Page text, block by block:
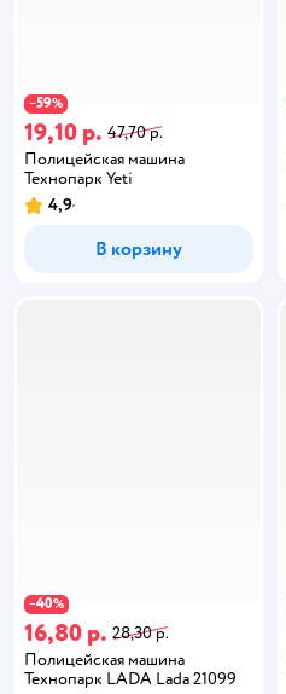
−59%
19,10 р. 47,70 р.
Полицейская машина
Технопарк Yeti
4,9
В корзину
−40%
16,80 р. 28,30 р.
Полицейская машина
Технопарк LADA Lada 21099